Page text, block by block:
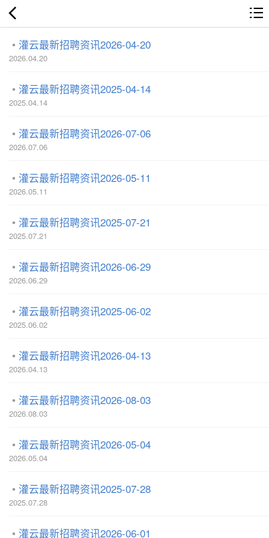
灌云最新招聘资讯2026-04-20
2026.04.20
灌云最新招聘资讯2025-04-14
2025.04.14
灌云最新招聘资讯2026-07-06
2026.07.06
灌云最新招聘资讯2026-05-11
2026.05.11
灌云最新招聘资讯2025-07-21
2025.07.21
灌云最新招聘资讯2026-06-29
2026.06.29
灌云最新招聘资讯2025-06-02
2025.06.02
灌云最新招聘资讯2026-04-13
2026.04.13
灌云最新招聘资讯2026-08-03
2026.08.03
灌云最新招聘资讯2026-05-04
2026.05.04
灌云最新招聘资讯2025-07-28
2025.07.28
灌云最新招聘资讯2026-06-01